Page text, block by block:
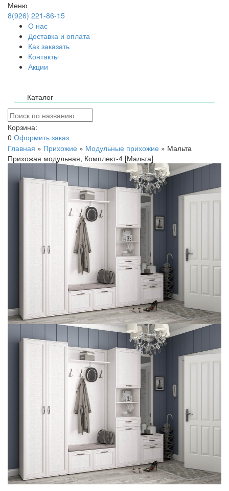
Меню
8(926) 221-86-15
О нас
Доставка и оплата
Как заказать
Контакты
Акции
Каталог
Корзина:
0 Оформить заказ
Главная » Прихожие » Модульные прихожие » Мальта
Прихожая модульная, Комплект-4 [Мальта]